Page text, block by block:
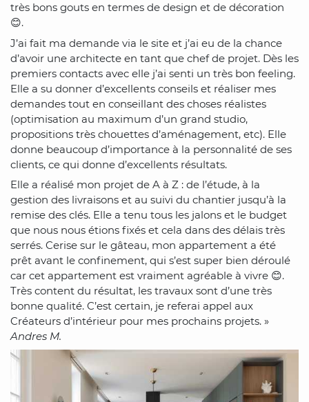
très bons gouts en termes de design et de décoration
😊.
J’ai fait ma demande via le site et j’ai eu de la chance
d’avoir une architecte en tant que chef de projet. Dès les
premiers contacts avec elle j’ai senti un très bon feeling.
Elle a su donner d’excellents conseils et réaliser mes
demandes tout en conseillant des choses réalistes
(optimisation au maximum d’un grand studio,
propositions très chouettes d’aménagement, etc). Elle
donne beaucoup d’importance à la personnalité de ses
clients, ce qui donne d’excellents résultats.
Elle a réalisé mon projet de A à Z : de l’étude, à la
gestion des livraisons et au suivi du chantier jusqu’à la
remise des clés. Elle a tenu tous les jalons et le budget
que nous nous étions fixés et cela dans des délais très
serrés. Cerise sur le gâteau, mon appartement a été
prêt avant le confinement, qui s’est super bien déroulé
car cet appartement est vraiment agréable à vivre 😊.
Très content du résultat, les travaux sont d’une très
bonne qualité. C’est certain, je referai appel aux
Créateurs d’intérieur pour mes prochains projets. »
Andres M.